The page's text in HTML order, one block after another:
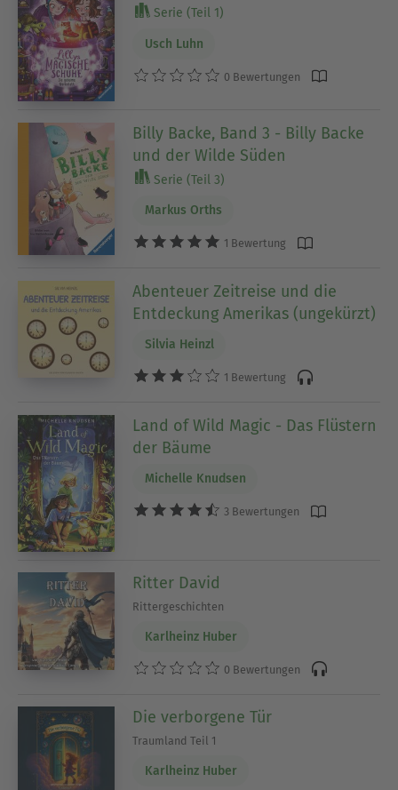
Serie (Teil 1)
Usch Luhn
0 Bewertungen
Billy Backe, Band 3 - Billy Backe
und der Wilde Süden
Serie (Teil 3)
Markus Orths
1 Bewertung
Abenteuer Zeitreise und die
Entdeckung Amerikas (ungekürzt)
Silvia Heinzl
1 Bewertung
Land of Wild Magic - Das Flüstern
der Bäume
Michelle Knudsen
3 Bewertungen
Ritter David
Rittergeschichten
Karlheinz Huber
0 Bewertungen
Die verborgene Tür
Traumland Teil 1
Karlheinz Huber